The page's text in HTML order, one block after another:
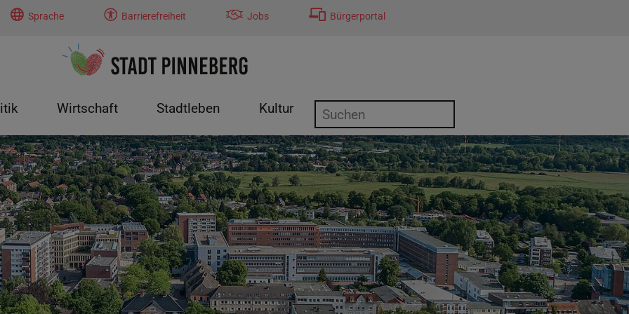
Sprache Barrierefreiheit Jobs Bürgerportal
for "Politik"
Wirtschaft
Submenu for "Wirtschaft"
Stadtleben
Submenu for "Stadtleben"
Kultur
Submenu for "Kultur"